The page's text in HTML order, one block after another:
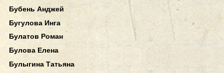
Бубень Анджей
Бугулова Инга
Булатов Роман
Булова Елена
Булыгина Татьяна